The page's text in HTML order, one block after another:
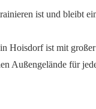
ist und bleibt
Hoisdorf ist mit
Außengelände für